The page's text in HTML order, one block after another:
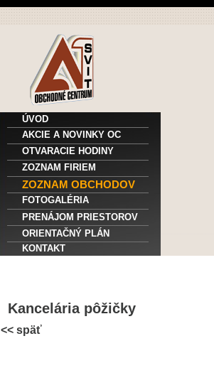
ÚVOD
AKCIE A NOVINKY OC
OTVARACIE HODINY
ZOZNAM FIRIEM
ZOZNAM OBCHODOV
FOTOGALÉRIA
PRENÁJOM PRIESTOROV
ORIENTAČNÝ PLÁN
KONTAKT
Kancelária pôžičky
<< späť